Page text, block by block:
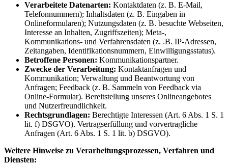
Verarbeitete Datenarten: Kontaktdaten (z. B. E-Mail,
Telefonnummern); Inhaltsdaten (z. B. Eingaben in
Onlineformularen); Nutzungsdaten (z. B. besuchte Webseiten,
Interesse an Inhalten, Zugriffszeiten); Meta-,
Kommunikations- und Verfahrensdaten (z. .B. IP-Adressen,
Zeitangaben, Identifikationsnummern, Einwilligungsstatus).
Betroffene Personen: Kommunikationspartner.
Zwecke der Verarbeitung: Kontaktanfragen und
Kommunikation; Verwaltung und Beantwortung von
Anfragen; Feedback (z. B. Sammeln von Feedback via
Online-Formular). Bereitstellung unseres Onlineangebotes
und Nutzerfreundlichkeit.
Rechtsgrundlagen: Berechtigte Interessen (Art. 6 Abs. 1 S. 1
lit. f) DSGVO). Vertragserfüllung und vorvertragliche
Anfragen (Art. 6 Abs. 1 S. 1 lit. b) DSGVO).
Weitere Hinweise zu Verarbeitungsprozessen, Verfahren und
Diensten: